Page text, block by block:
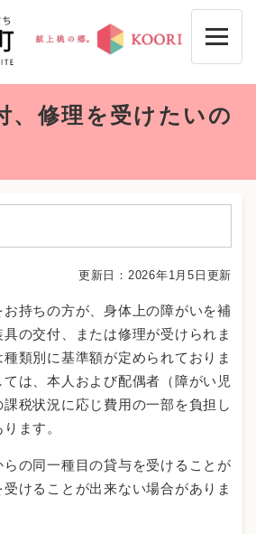
、修理を受けたいの
更新日：2026年1月5日更新
持ちの方が、身体上の障がいを補
の交付、または修理が受けられま
類別に基準額が定められておりま
は、本人および配偶者（障がい児
税状況に応じ費用の一部を負担し
ます。
の同一種目の貸与を受けることが
けることが出来ない場合がありま